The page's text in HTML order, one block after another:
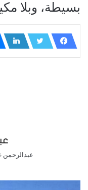
بسيطة، وبلا
عبدالرحمن